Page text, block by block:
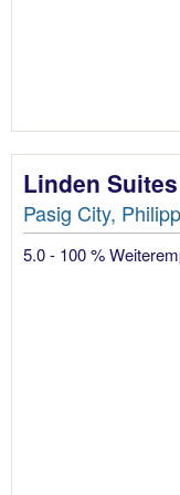
Linden Suites
Pasig City,
5.0 - 100 %